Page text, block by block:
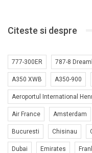
Citeste si despre
777-300ER 787-8
A350 XWB A350-900
Aeroportul International
Air France Amsterdam
Bucuresti Chisinau
Dubai Emirates